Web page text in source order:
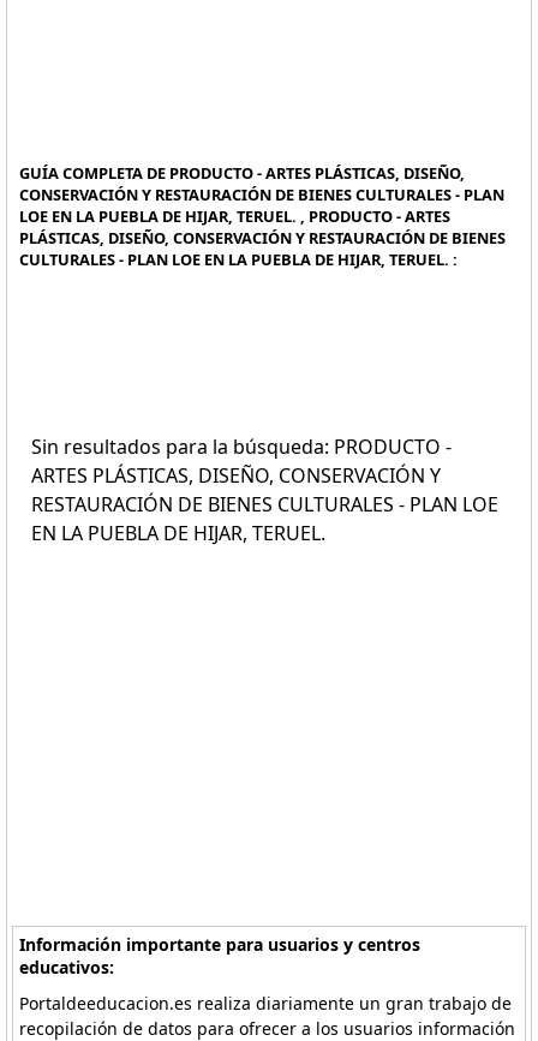
GUÍA COMPLETA DE PRODUCTO - ARTES PLÁSTICAS, DISEÑO,
CONSERVACIÓN Y RESTAURACIÓN DE BIENES CULTURALES - PLAN
LOE EN LA PUEBLA DE HIJAR, TERUEL. , PRODUCTO - ARTES
PLÁSTICAS, DISEÑO, CONSERVACIÓN Y RESTAURACIÓN DE BIENES
CULTURALES - PLAN LOE EN LA PUEBLA DE HIJAR, TERUEL. :
Sin resultados para la búsqueda: PRODUCTO -
ARTES PLÁSTICAS, DISEÑO, CONSERVACIÓN Y
RESTAURACIÓN DE BIENES CULTURALES - PLAN LOE
EN LA PUEBLA DE HIJAR, TERUEL.
Información importante para usuarios y centros
educativos:
Portaldeeducacion.es realiza diariamente un gran trabajo de
recopilación de datos para ofrecer a los usuarios información